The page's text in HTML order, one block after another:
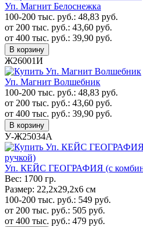
Уп. Магнит Белоснежка
100-200 тыс. руб.: 48,83 руб.
от 200 тыс. руб.: 43,60 руб.
от 400 тыс. руб.: 39,90 руб.
В корзину
Ж26001И
Уп. Магнит Волшебник
100-200 тыс. руб.: 48,83 руб.
от 200 тыс. руб.: 43,60 руб.
от 400 тыс. руб.: 39,90 руб.
В корзину
У-Ж25034А
Уп. КЕЙС ГЕОГРАФИЯ (с
Вес: 1700 гр.
Размер: 22,2х29,2х6 см
100-200 тыс. руб.: 549 руб.
от 200 тыс. руб.: 505 руб.
от 400 тыс. руб.: 479 руб.